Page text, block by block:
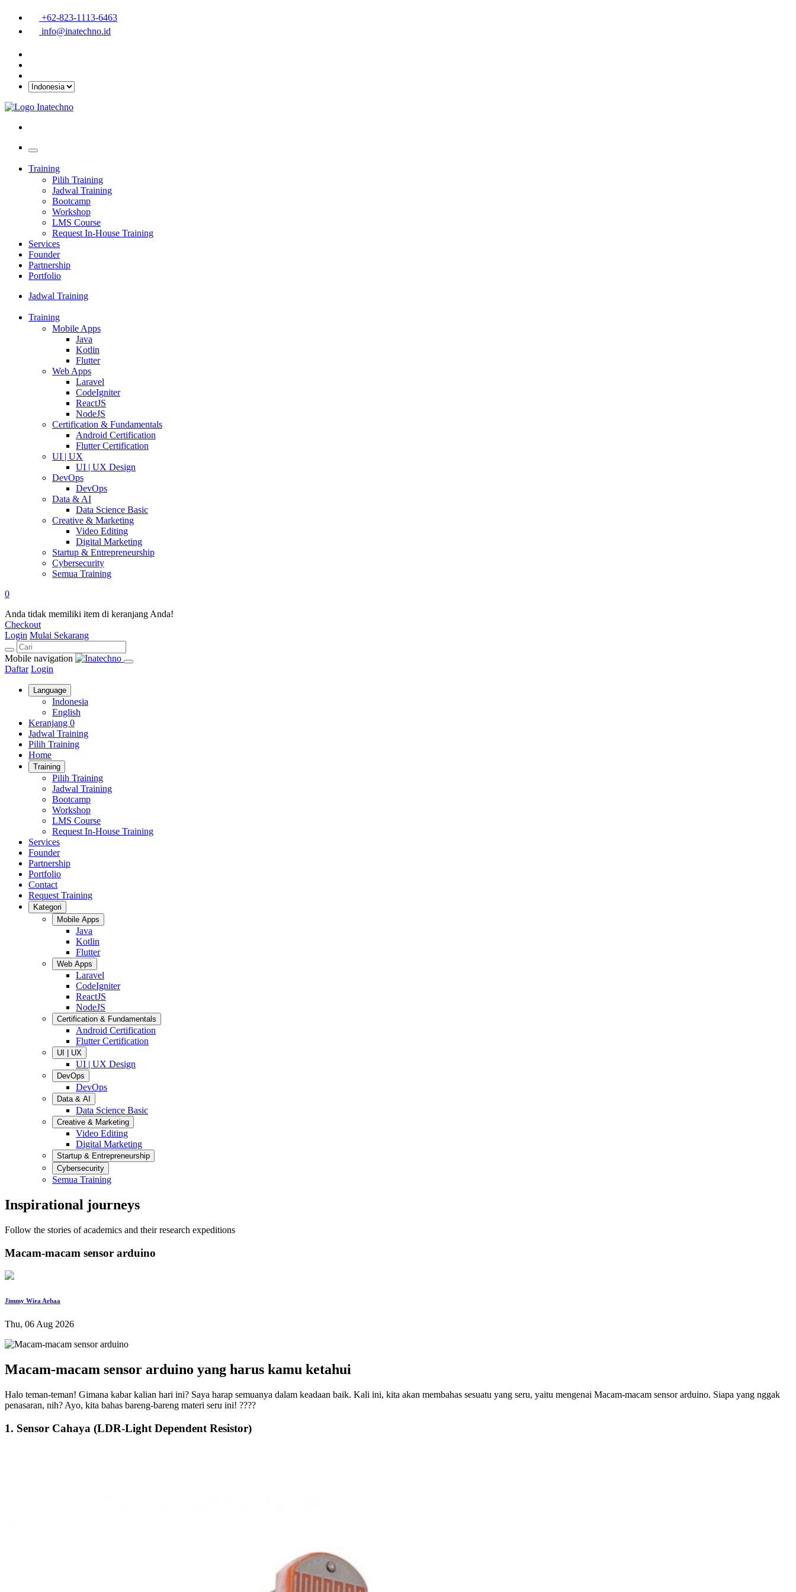
+62-823-1113-6463
info@inatechno.id
Training
Pilih Training
Jadwal Training
Bootcamp
Workshop
LMS Course
Request In-House Training
Services
Founder
Partnership
Portfolio
Jadwal Training
Training
Mobile Apps
Java
Kotlin
Flutter
Web Apps
Laravel
CodeIgniter
ReactJS
NodeJS
Certification & Fundamentals
Android Certification
Flutter Certification
UI | UX
UI | UX Design
DevOps
DevOps
Data & AI
Data Science Basic
Creative & Marketing
Video Editing
Digital Marketing
Startup & Entrepreneurship
Cybersecurity
Semua Training
0
Anda tidak memiliki item di keranjang Anda!
Checkout
Login Mulai Sekarang
Mobile navigation
Daftar Login
Language
Indonesia
English
Keranjang 0
Jadwal Training
Pilih Training
Home
Training
Pilih Training
Jadwal Training
Bootcamp
Workshop
LMS Course
Request In-House Training
Services
Founder
Partnership
Portfolio
Contact
Request Training
Kategori
Mobile Apps
Java
Kotlin
Flutter
Web Apps
Laravel
CodeIgniter
ReactJS
NodeJS
Certification & Fundamentals
Android Certification
Flutter Certification
UI | UX
UI | UX Design
DevOps
DevOps
Data & AI
Data Science Basic
Creative & Marketing
Video Editing
Digital Marketing
Startup & Entrepreneurship
Cybersecurity
Semua Training
Inspirational journeys
Follow the stories of academics and their research expeditions
Macam-macam sensor arduino
Jimmy Wira Arbaa
Thu, 06 Aug 2026
Macam-macam sensor arduino yang harus kamu ketahui
Halo teman-teman! Gimana kabar kalian hari ini? Saya harap semuanya dalam keadaan baik. Kali ini, kita akan membahas sesuatu yang seru, yaitu mengenai Macam-macam sensor arduino. Siapa yang nggak
penasaran, nih? Ayo, kita bahas bareng-bareng materi seru ini! ????
1. Sensor Cahaya (LDR-Light Dependent Resistor)